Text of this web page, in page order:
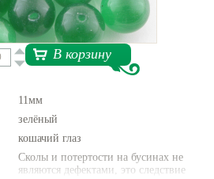
В корзину
11мм
зелёный
кошачий глаз
Сколы и потертости на бусинах не
являются дефектами, это следствие